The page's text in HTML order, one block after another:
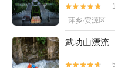


萍乡·萍乡武功
安源路矿工

